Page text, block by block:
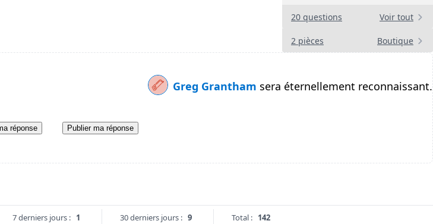
20 questions Voir tout
2 pièces Boutique
Greg Grantham sera éternellement reconnaissant.
réponse Publier ma réponse
7 derniers jours : 1 30 derniers jours : 9 Total : 142